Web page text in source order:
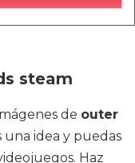
steam
de outer
una idea y puedas
Haz